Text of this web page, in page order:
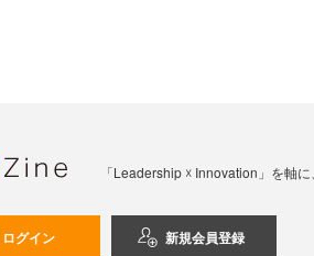
「Leadership ☓ Innovation」を軸
ログイン 新規会員登録